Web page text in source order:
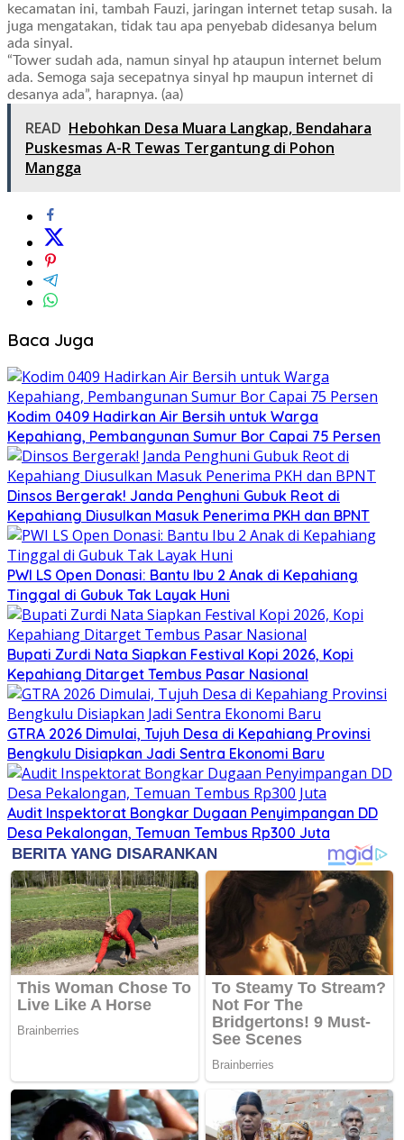
kecamatan ini, tambah Fauzi, jaringan internet tetap susah. Ia
juga mengatakan, tidak tau apa penyebab didesanya belum
ada sinyal.
“Tower sudah ada, namun sinyal hp ataupun internet belum
ada. Semoga saja secepatnya sinyal hp maupun internet di
desanya ada”, harapnya. (aa)
READ Hebohkan Desa Muara Langkap, Bendahara
Puskesmas A-R Tewas Tergantung di Pohon
Mangga
Baca Juga
Kodim 0409 Hadirkan Air Bersih untuk Warga
Kepahiang, Pembangunan Sumur Bor Capai 75 Persen
Dinsos Bergerak! Janda Penghuni Gubuk Reot di
Kepahiang Diusulkan Masuk Penerima PKH dan BPNT
PWI LS Open Donasi: Bantu Ibu 2 Anak di Kepahiang
Tinggal di Gubuk Tak Layak Huni
Bupati Zurdi Nata Siapkan Festival Kopi 2026, Kopi
Kepahiang Ditarget Tembus Pasar Nasional
GTRA 2026 Dimulai, Tujuh Desa di Kepahiang Provinsi
Bengkulu Disiapkan Jadi Sentra Ekonomi Baru
Audit Inspektorat Bongkar Dugaan Penyimpangan DD
Desa Pekalongan, Temuan Tembus Rp300 Juta